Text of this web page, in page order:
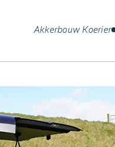
Akkerbouw Koerier